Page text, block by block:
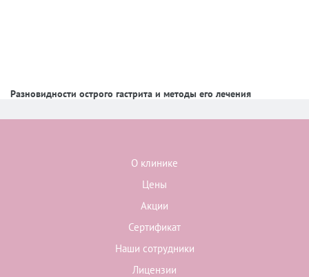
Разновидности острого гастрита и методы его лечения
О клинике
Цены
Акции
Сертификат
Наши сотрудники
Лицензии